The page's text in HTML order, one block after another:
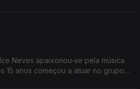
Neves apaixonou-se pela música
15 anos começou a atuar no grupo